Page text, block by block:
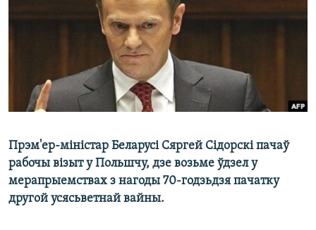
НА ХВАЛЯХ СВАБОДЫ
Прэм'ер-міністар Беларусі Сяргей Сідорскі пачаў
рабочы візыт у Польшчу, дзе возьме ўдзел у
мерапрыемствах з нагоды 70-годзьдзя пачатку
другой усясьветнай вайны.